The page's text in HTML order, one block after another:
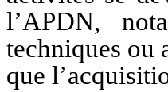
l’APDN,
techniques ou
que